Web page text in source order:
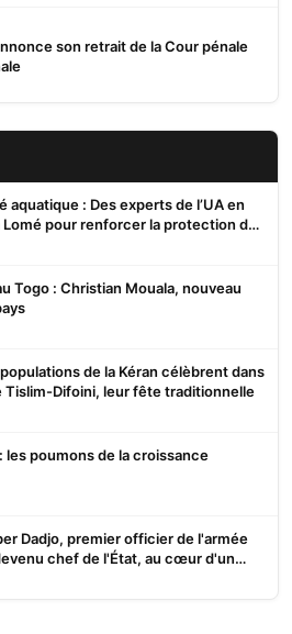
son retrait de la Cour pénale
aquatique : Des experts de l’UA en
pour renforcer la protection des
Togo : Christian Mouala, nouveau
de la Kéran célèbrent dans
Tislim-Difoini, leur fête traditionnelle
les poumons de la croissance
Dadjo, premier officier de l'armée
chef de l'État, au cœur d'un